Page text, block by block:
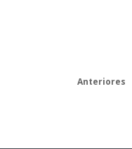
Anteriores